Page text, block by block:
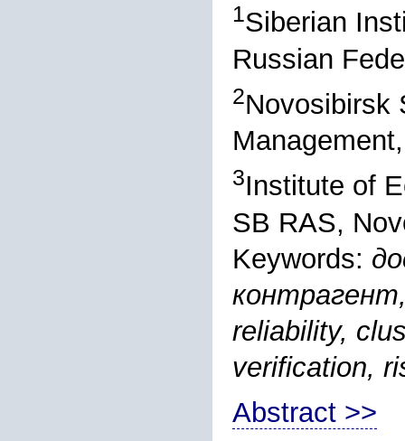
1Siberian
Russian
2Novosibirsk
3Institute of
SB RAS,
Keywords:
reliability,
verification,
Abstract >>